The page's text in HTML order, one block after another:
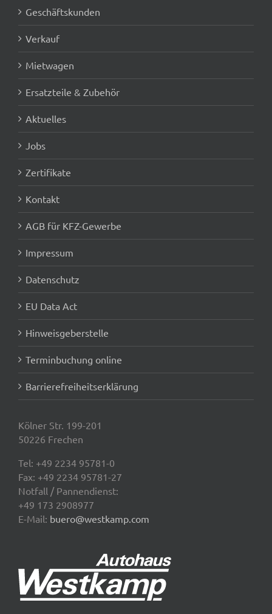
Geschäftskunden
Verkauf
Mietwagen
Ersatzteile & Zubehör
Aktuelles
Jobs
Zertifikate
Kontakt
AGB für KFZ-Gewerbe
Impressum
Datenschutz
EU Data Act
Hinweisgeberstelle
Terminbuchung online
Barrierefreiheitserklärung
Kölner Str. 199-201
50226 Frechen
Tel: +49 2234 95781-0
Fax: +49 2234 95781-27
Notfall / Pannendienst:
+49 173 2908977
E-Mail: buero@westkamp.com